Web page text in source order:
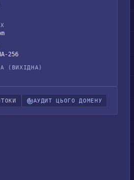
256
(ВИХІДНА)
АУДИТ ЦЬОГО ДОМЕНУ